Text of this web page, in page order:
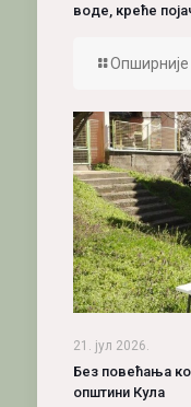
воде, креће
Опширније
21. јул 2026.
Без повећања
општини Кула